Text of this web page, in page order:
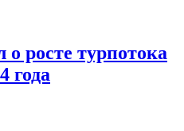
росте турпотока
года